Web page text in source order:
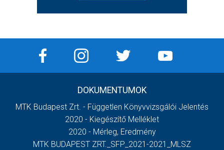
DOKUMENTUMOK
MTK Budapest Zrt. - Független Könyvvizsgálói Jelentés
2020 - Kiegészítő Melléklet
2020 - Mérleg, Eredmény
MTK BUDAPEST ZRT._SFP_2021-2021_MLSZ